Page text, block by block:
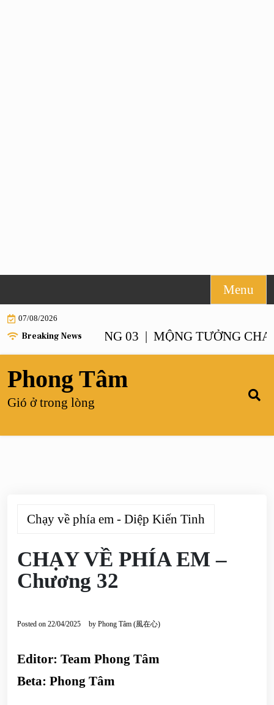
to
content
Menu
07/08/2026
Breaking News
– CHƯƠNG 03 |MỘNG TƯỞNG CHANH
Phong Tâm
Gió ở trong lòng
Chạy về phía em - Diệp Kiến Tinh
CHẠY VỀ PHÍA EM –
Chương 32
Posted on 22/04/2025 by Phong Tâm (風在心)
Editor: Team Phong Tâm
Beta: Phong Tâm